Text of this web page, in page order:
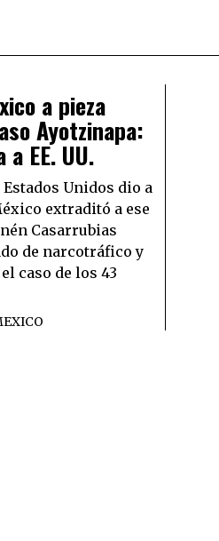
a pieza
Ayotzinapa:
EE. UU.
Unidos dio a
extraditó a ese
Casarrubias
de narcotráfico y
caso de los 43